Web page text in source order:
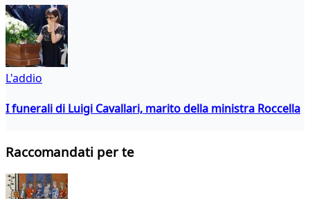
L'addio
I funerali di Luigi Cavallari, marito della ministra Roccella
Raccomandati per te